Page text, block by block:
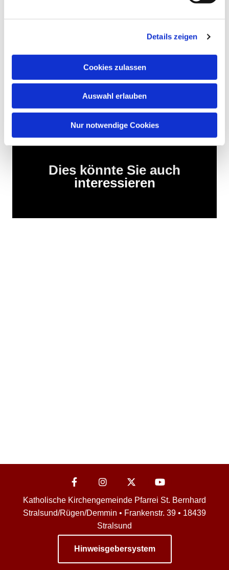
Details zeigen
Cookies zulassen
Auswahl erlauben
Nur notwendige Cookies
Dies könnte Sie auch
interessieren
Katholische Kirchengemeinde Pfarrei St. Bernhard
Stralsund/Rügen/Demmin • Frankenstr. 39 • 18439
Stralsund
Hinweisgebersystem